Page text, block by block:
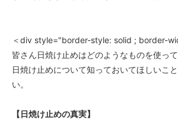
＜div style="border-style: solid ; border-
皆さん日焼け止めはどのようなものを使って
日焼け止めについて知っておいてほしいこ
い。
【日焼け止めの真実】